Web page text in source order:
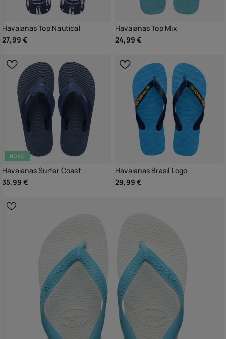
Havaianas Top Nautical
27,99 €
Havaianas Top Mix
24,99 €
NOVO
Havaianas Surfer Coast
35,99 €
Havaianas Brasil Logo
29,99 €